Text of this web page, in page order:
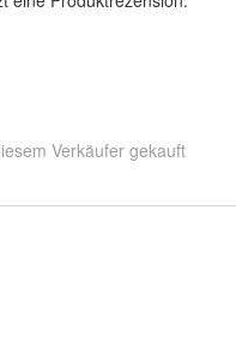
Verkäufer gekauft